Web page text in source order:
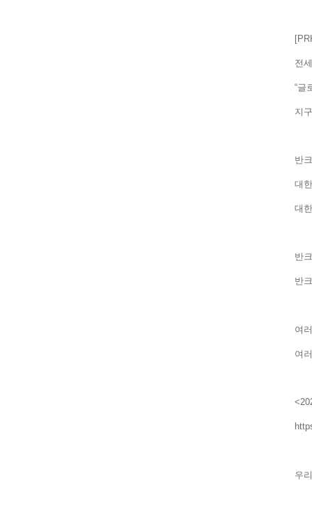
전
“글
지
반
대
대
반
반
여
여
우